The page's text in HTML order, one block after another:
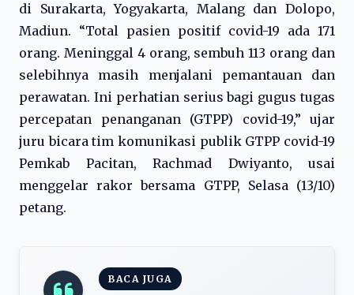
di Surakarta, Yogyakarta, Malang dan Dolopo,
Madiun. “Total pasien positif covid-19 ada 171
orang. Meninggal 4 orang, sembuh 113 orang dan
selebihnya masih menjalani pemantauan dan
perawatan. Ini perhatian serius bagi gugus tugas
percepatan penanganan (GTPP) covid-19,” ujar
juru bicara tim komunikasi publik GTPP covid-19
Pemkab Pacitan, Rachmad Dwiyanto, usai
menggelar rakor bersama GTPP, Selasa (13/10)
petang.
BACA JUGA